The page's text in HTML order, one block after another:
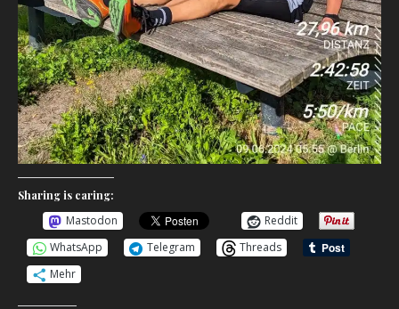
Sharing is caring:
Mastodon
Reddit
WhatsApp
Telegram
Threads
Mehr